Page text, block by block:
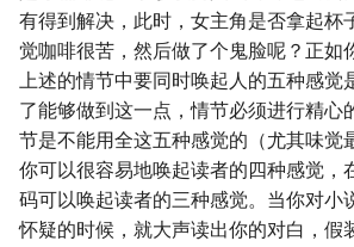
有得到解决，此时，女主角是否拿起杯
觉咖啡很苦，然后做了个鬼脸呢？正如
上述的情节中要同时唤起人的五种感觉
了能够做到这一点，情节必须进行精心
节是不能用全这五种感觉的（尤其味觉
你可以很容易地唤起读者的四种感觉，
码可以唤起读者的三种感觉。当你对小
怀疑的时候，就大声读出你的对白，假